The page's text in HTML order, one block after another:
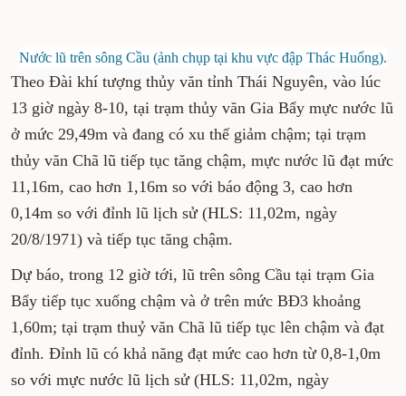
Nước lũ trên sông Cầu (ảnh chụp tại khu vực đập Thác Huống).
Theo Đài khí tượng thủy văn tỉnh Thái Nguyên, vào lúc
13 giờ ngày 8-10, tại trạm thủy văn Gia Bẩy mực nước lũ
ở mức 29,49m và đang có xu thế giảm chậm; tại trạm
thủy văn Chã lũ tiếp tục tăng chậm, mực nước lũ đạt mức
11,16m, cao hơn 1,16m so với báo động 3, cao hơn
0,14m so với đỉnh lũ lịch sử (HLS: 11,02m, ngày
20/8/1971) và tiếp tục tăng chậm.
Dự báo, trong 12 giờ tới, lũ trên sông Cầu tại trạm Gia
Bẩy tiếp tục xuống chậm và ở trên mức BĐ3 khoảng
1,60m; tại trạm thuỷ văn Chã lũ tiếp tục lên chậm và đạt
đỉnh. Đỉnh lũ có khả năng đạt mức cao hơn từ 0,8-1,0m
so với mực nước lũ lịch sử (HLS: 11,02m, ngày